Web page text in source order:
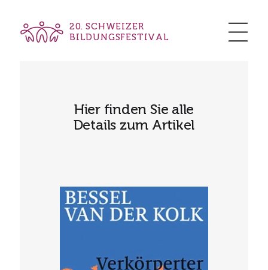
20. SCHWEIZER
BILDUNGSFESTIVAL
Hier finden Sie alle
Details zum Artikel